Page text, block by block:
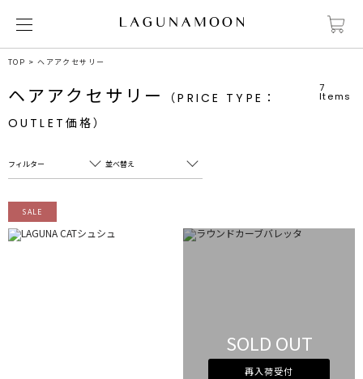
TOP ヘアアクセサリー
ヘアアクセサリー
（PRICE TYPE：
OUTLET価格）
7
Items
フィルター
フリーワード
並べ替え
売れ筋順
新着順
SALE
SOLD OUT
再入荷受付